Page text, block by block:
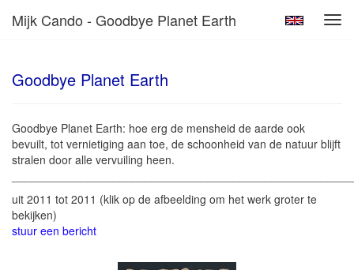
Mijk Cando - Goodbye Planet Earth
Goodbye Planet Earth
Goodbye Planet Earth: hoe erg de mensheid de aarde ook
bevuilt, tot vernietiging aan toe, de schoonheid van de natuur blijft
stralen door alle vervuiling heen.
uit 2011 tot 2011 (klik op de afbeelding om het werk groter te
bekijken)
stuur een bericht